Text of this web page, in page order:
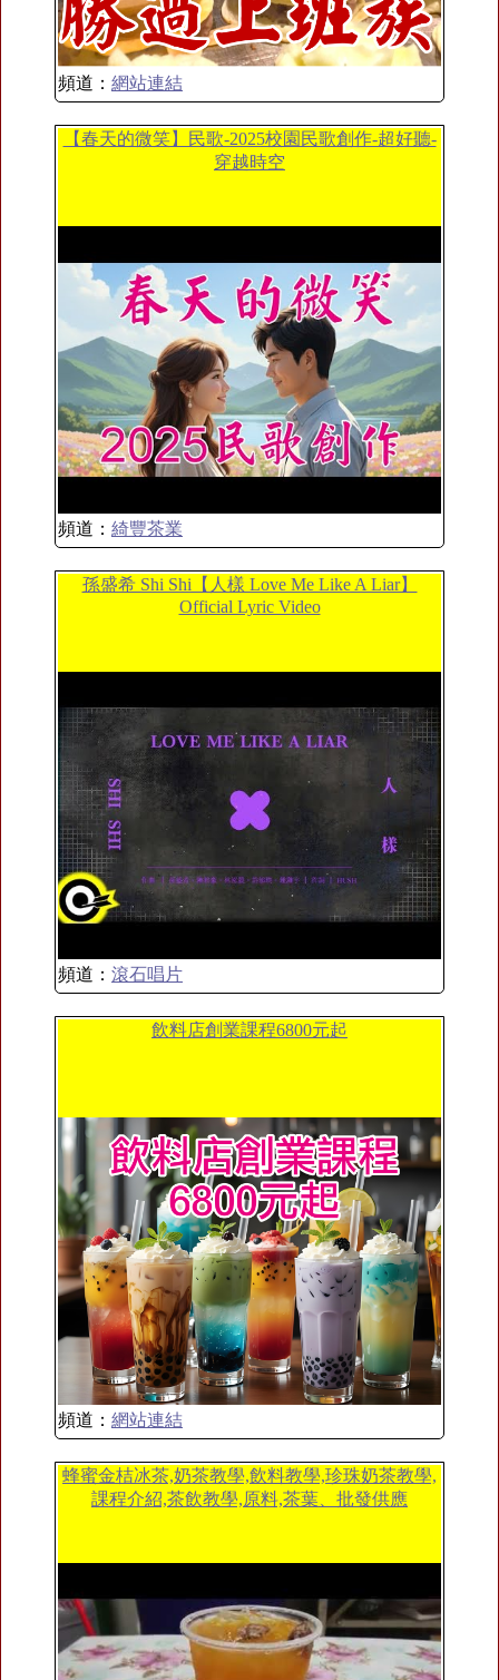
頻道： 網站連結
【春天的微笑】民歌-2025校園民歌創作-超好聽-
穿越時空
頻道： 綺豐茶業
孫盛希 Shi Shi【人樣 Love Me Like A Liar】
Official Lyric Video
頻道： 滾石唱片
飲料店創業課程6800元起
頻道： 網站連結
蜂蜜金桔冰茶,奶茶教學,飲料教學,珍珠奶茶教學,
課程介紹,茶飲教學,原料,茶葉、批發供應